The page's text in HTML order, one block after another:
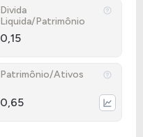
Divida
Liquida/Patrimônio
0,15
Patrimônio/Ativos
0,65